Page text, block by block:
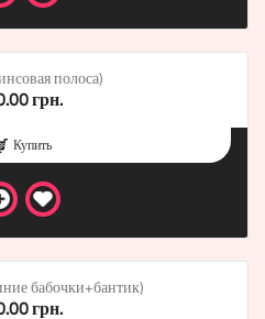
полоса)
грн.
Купить
бабочки+бантик)
грн.